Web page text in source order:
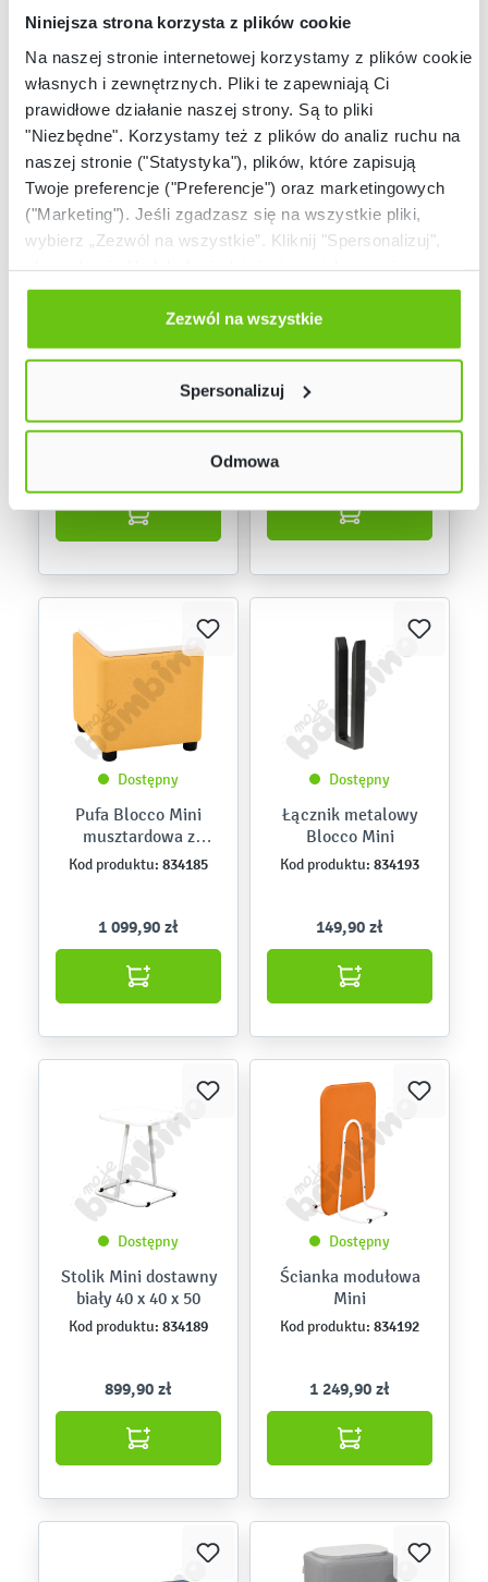
Niniejsza strona korzysta z plików cookie
Na naszej stronie internetowej korzystamy z plików cookie:
własnych i zewnętrznych. Pliki te zapewniają Ci
prawidłowe działanie naszej strony. Są to pliki
"Niezbędne". Korzystamy też z plików do analiz ruchu na
naszej stronie ("Statystyka"), plików, które zapisują
Twoje preferencje ("Preferencje") oraz marketingowych
("Marketing"). Jeśli zgadzasz się na wszystkie pliki,
wybierz „Zezwól na wszystkie”. Kliknij "Spersonalizuj",
Odmów zgody poprzez przycisk „Odmowa”. Wtedy
użyjemy tylko plików niezbędnych dla naszej strony.
Twój wybór możesz zmienić przez kliknięcie przycisku w
Polityce prywatności
Zezwól na wszystkie
Spersonalizuj
Odmowa
Dostępny na
Blocco zestaw 7
834208
Dostępne warianty
Pufa Blocco Mini 3-
Dostępny
Pufa Blocco Mini
musztardowa z
blatem
Kod produktu: 834185
1 099,90 zł
Dostępny
Łącznik metalowy
Blocco Mini
Kod produktu: 834193
149,90 zł
Dostępny
Stolik Mini dostawny
biały 40 x 40 x 50
Kod produktu: 834189
899,90 zł
Dostępny
Ścianka modułowa
Mini
Kod produktu: 834192
1 249,90 zł